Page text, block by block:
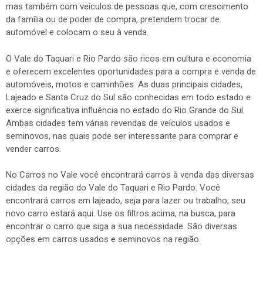
mas também com veículos de pessoas que, com crescimento
da família ou de poder de compra, pretendem trocar de
automóvel e colocam o seu à venda.
O Vale do Taquari e Rio Pardo são ricos em cultura e economia
e oferecem excelentes oportunidades para a compra e venda de
automóveis, motos e caminhões. As duas principais cidades,
Lajeado e Santa Cruz do Sul são conhecidas em todo estado e
exerce significativa influência no estado do Rio Grande do Sul.
Ambas cidades tem várias revendas de veículos usados e
seminovos, nas quais pode ser interessante para comprar e
vender carros.
No Carros no Vale você encontrará carros à venda das diversas
cidades da região do Vale do Taquari e Rio Pardo. Você
encontrará carros em lajeado, seja para lazer ou trabalho, seu
novo carro estará aqui. Use os filtros acima, na busca, para
encontrar o carro que siga a sua necessidade. São diversas
opções em carros usados e seminovos na região.